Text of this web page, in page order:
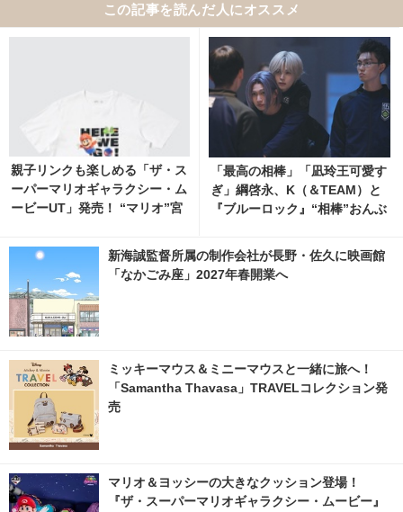
この記事を読んだ人にオススメ
親子リンクも楽しめる「ザ・ス
ーパーマリオギャラクシー・ム
ービーUT」発売！ “マリオ”宮
「最高の相棒」「凪玲王可愛す
ぎ」綱啓永、K（＆TEAM）と
『ブルーロック』“相棒”おんぶ
像 | cinemacafe.net
新海誠監督所属の制作会社が長野・佐久に映画館
「なかごみ座」2027年春開業へ
ミッキーマウス＆ミニーマウスと一緒に旅へ！
「Samantha Thavasa」TRAVELコレクション発
売
マリオ＆ヨッシーの大きなクッション登場！
『ザ・スーパーマリオギャラクシー・ムービー』